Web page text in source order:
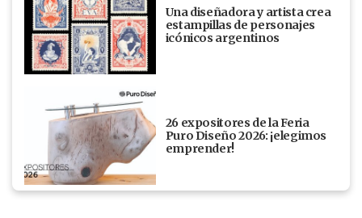
Una diseñadora y artista crea
estampillas de personajes
icónicos argentinos
26 expositores de la Feria
Puro Diseño 2026: ¡elegimos
emprender!